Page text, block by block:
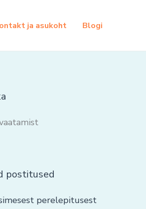
ja asukoht Blogi
postitused
perelepitusest